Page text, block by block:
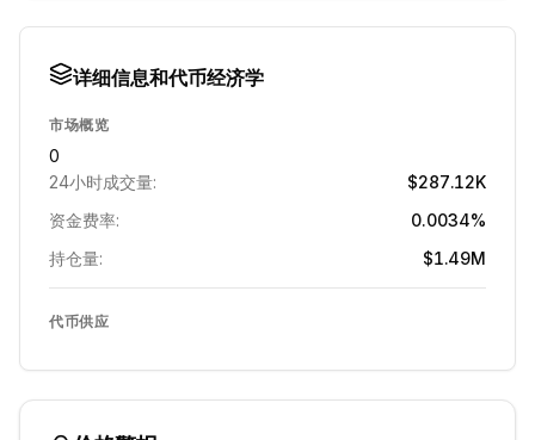
详细信息和代币经济学
市场概览
0
24小时成交量:
$287.12K
资金费率:
0.0034%
持仓量:
$1.49M
代币供应